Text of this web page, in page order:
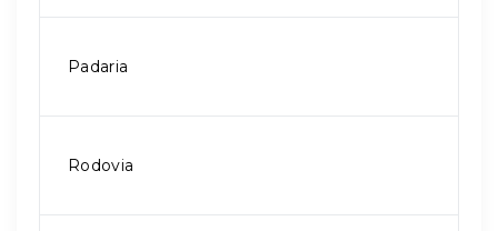
Padaria
Rodovia